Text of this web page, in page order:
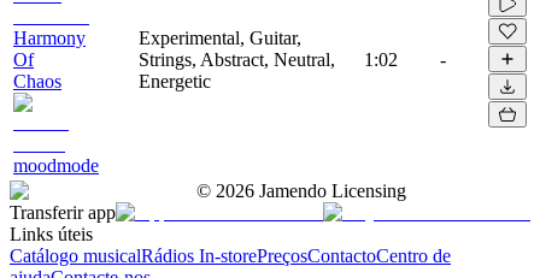
Harmony
Of
Chaos
moodmode
Experimental, Guitar,
Strings, Abstract, Neutral,
Energetic
1:02 -
© 2026 Jamendo Licensing
Transferir app
Links úteis
Catálogo musicalRádios In-storePreçosContactoCentro de